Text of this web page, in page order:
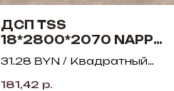
ДСП TSS
18*2800*2070 NAPPA
D.972 Итальянский
Флотар латте
31.28 BYN / Квадратный
181,42 р.